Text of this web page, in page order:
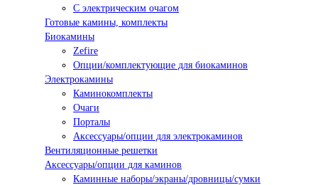
С электрическим очагом
Готовые камины, комплекты
Биокамины
Zefire
Опции/комплектующие для биокаминов
Электрокамины
Каминокомплекты
Очаги
Порталы
Аксессуары/опции для электрокаминов
Вентиляционные решетки
Аксессуары/опции для каминов
Каминные наборы/экраны/дровницы/сумки